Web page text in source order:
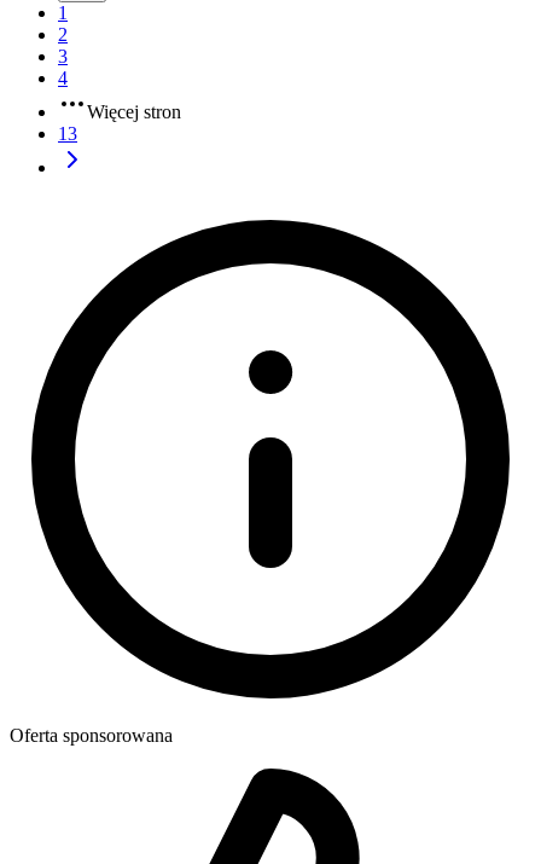
1
2
3
4
Więcej stron
13
Oferta sponsorowana